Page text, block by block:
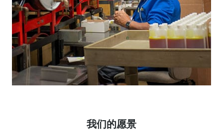
我们的愿景